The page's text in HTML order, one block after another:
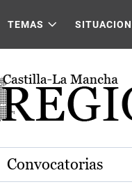
TEMAS
Convocatorias